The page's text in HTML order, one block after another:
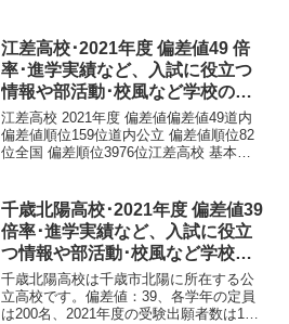
条３丁目１−１電話番号016...
江差高校･2021年度 偏差値49 倍
率･進学実績など、入試に役立つ
情報や部活動･校風など学校の特
徴を調査しました。
江差高校 2021年度 偏差値偏差値49道内
偏差値順位159位道内公立 偏差値順位82
位全国 偏差順位3976位江差高校 基本情
木戸町４６０−１電話番号電...
千歳北陽高校･2021年度 偏差値39
倍率･進学実績など、入試に役立
つ情報や部活動･校風など学校の
特徴を調査しました。
千歳北陽高校は千歳市北陽に所在する公
立高校です。偏差値：39、各学年の定員
は200名、2021年度の受験出願者数は143